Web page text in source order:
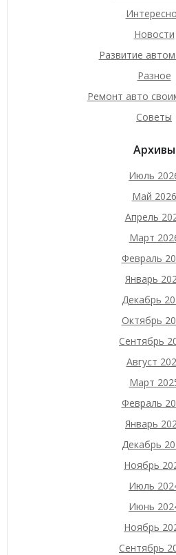
Новости
Развитие
Разное
Ремонт авто
Советы
Архивы
Июль
Май 2026
Апрель
Март
Февраль
Январь
Декабрь
Октябрь
Сентябрь
Август
Март
Февраль
Январь
Декабрь
Ноябрь
Июль
Июнь
Ноябрь
Сентябрь